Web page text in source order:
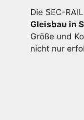
Die SEC-
Gleisbau in
Größe und
nicht nur